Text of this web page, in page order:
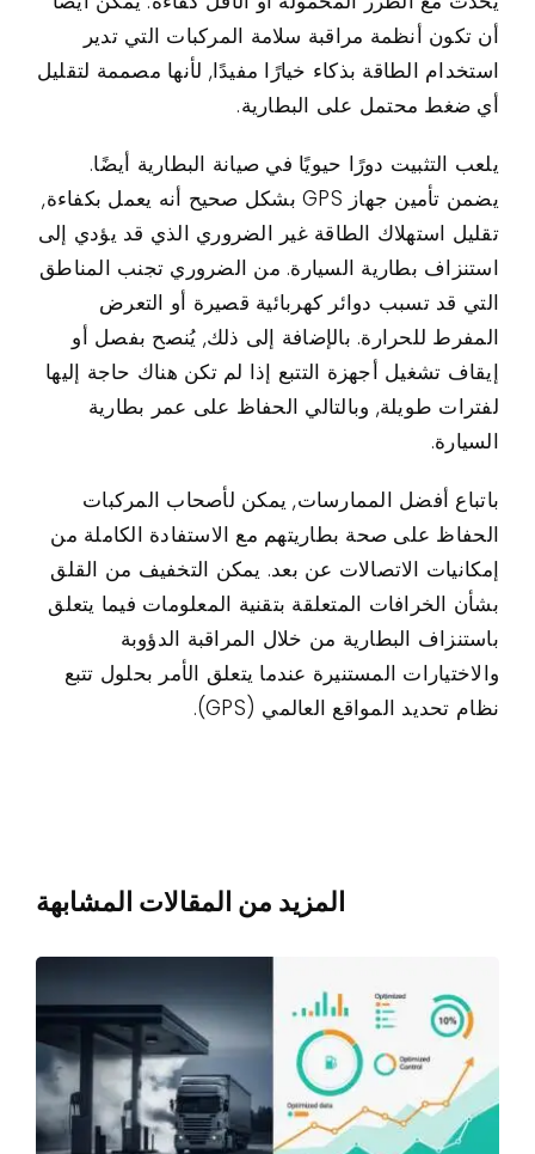
أن تكون أنظمة مراقبة سلامة المركبات التي تدير
استخدام الطاقة بذكاء خيارًا مفيدًا, لأنها مصممة لتقليل
أي ضغط محتمل على البطارية.
يلعب التثبيت دورًا حيويًا في صيانة البطارية أيضًا.
يضمن تأمين جهاز GPS بشكل صحيح أنه يعمل بكفاءة,
تقليل استهلاك الطاقة غير الضروري الذي قد يؤدي إلى
استنزاف بطارية السيارة. من الضروري تجنب المناطق
التي قد تسبب دوائر كهربائية قصيرة أو التعرض
المفرط للحرارة. بالإضافة إلى ذلك, يُنصح بفصل أو
إيقاف تشغيل أجهزة التتبع إذا لم تكن هناك حاجة إليها
لفترات طويلة, وبالتالي الحفاظ على عمر بطارية
السيارة.
باتباع أفضل الممارسات, يمكن لأصحاب المركبات
الحفاظ على صحة بطاريتهم مع الاستفادة الكاملة من
إمكانيات الاتصالات عن بعد. يمكن التخفيف من القلق
بشأن الخرافات المتعلقة بتقنية المعلومات فيما يتعلق
باستنزاف البطارية من خلال المراقبة الدؤوبة
والاختيارات المستنيرة عندما يتعلق الأمر بحلول تتبع
نظام تحديد المواقع العالمي (GPS).
المزيد من المقالات المشابهة